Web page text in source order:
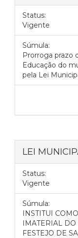
Status:
Vigente
Súmula:
Prorroga prazo
Educação do
pela Lei
LEI
Status:
Vigente
Súmula:
INSTITUI
IMATERIAL
FESTEJO DE